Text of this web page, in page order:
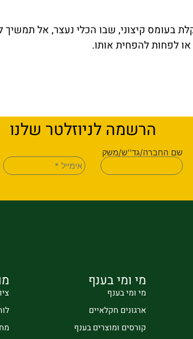
בעומס קיצוני, שבו הכלי נעצר, אל תמשיך
לפחות להפחית אותו.
הרשמה לניוזלטר שלנו
שם החברה/גד''ש/משק
מי ומי בענף
מי ומי בענף
ארגונים חקלאיים
קורסים ומוצרים בענף